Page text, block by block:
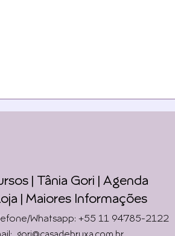
| Tânia Gori | Agenda
| Maiores Informações
Whatsapp: +55 11 94785-2122